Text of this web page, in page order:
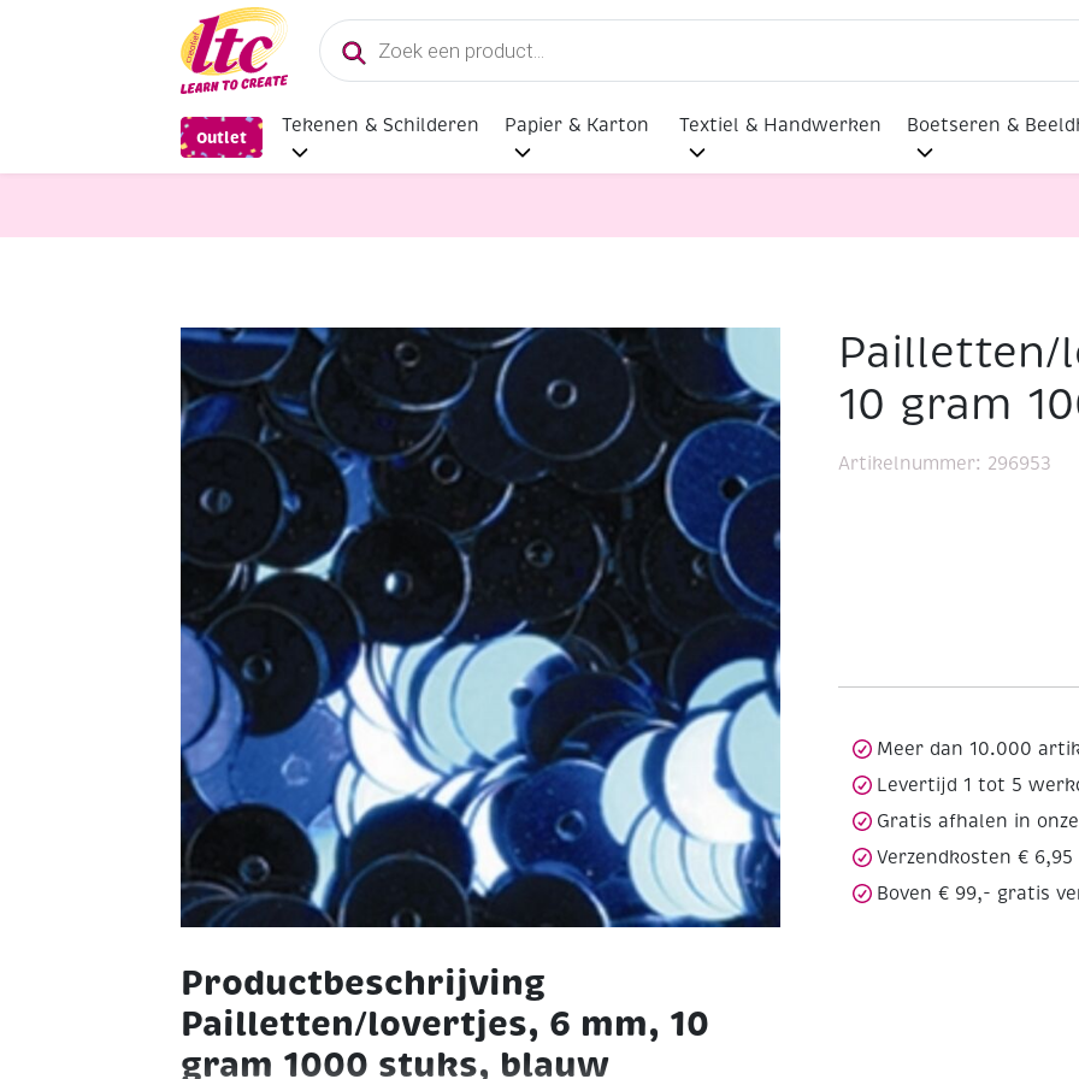
Producten
zoeken
Outlet
Tekenen & Schilderen Papier & Karton Textiel & Handwerken Boetseren &
Diverse Hobbymaterialen en Knutselmaterialen Pailletten/lovertjes, 6 mm, 10 gram 1000
Productbeschrijving
Pailletten/lovertjes, 6 mm, 10
gram 1000 stuks, blauw
Pailletten/
10 gram
Artikelnummer: 296953
Meer dan 10.000
Levertijd 1 tot 5
Gratis afhalen in
Verzendkosten € 6,95
Boven € 99,- gratis